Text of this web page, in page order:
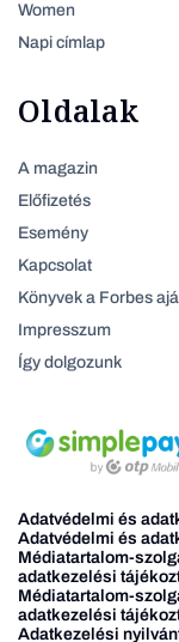
Women
Napi címlap
Oldalak
A magazin
Előfizetés
Esemény
Kapcsolat
Könyvek a Forbes
Impresszum
Így dolgozunk
Adatvédelmi és
Adatvédelmi és
Médiatartalom-
adatkezelési
Médiatartalom-
adatkezelési
Adatkezelési